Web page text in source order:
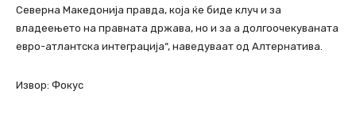
Северна Македонија правда, која ќе биде клуч и за
владеењето на правната држава, но и за а долгоочекуваната
евро-атлантска интеграција“, наведуваат од Алтернатива.
Извор: Фокус